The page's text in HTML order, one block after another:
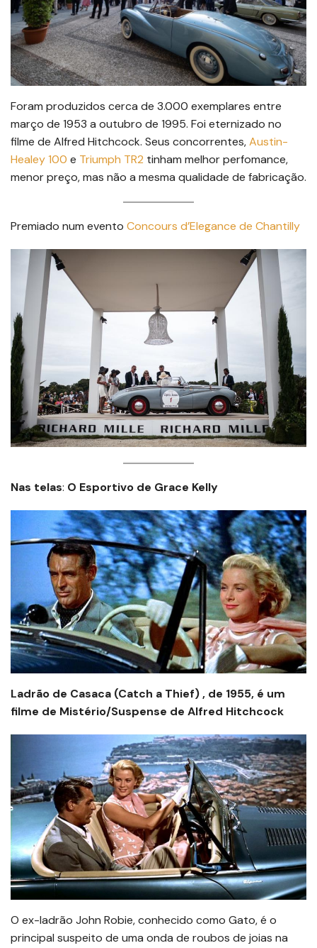
Foram produzidos cerca de 3.000 exemplares entre
março de 1953 a outubro de 1995. Foi eternizado no
filme de Alfred Hitchcock. Seus concorrentes,Austin-
Healey100 e Triumph TR2 tinham melhor perfomance,
menor preço, mas não a mesma qualidade de fabricação.
Premiado num evento Concours d’Elegance de Chantilly
Nas telas: O Esportivo de Grace Kelly
Ladrão de Casaca (Catch a Thief) , de 1955, é um
filme de Mistério/Suspense de Alfred Hitchcock
O ex-ladrão John Robie, conhecido como Gato, é o
principal suspeito de uma onda de roubos de joias na